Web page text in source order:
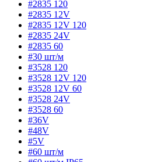
#2835 120
#2835 12V
#2835 12V 120
#2835 24V
#2835 60
#30 шт/м
#3528 120
#3528 12V 120
#3528 12V 60
#3528 24V
#3528 60
#36V
#48V
#5V
#60 шт/м